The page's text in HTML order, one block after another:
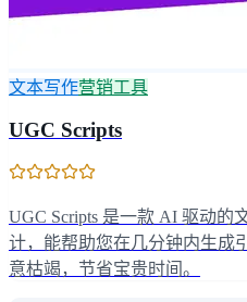
文本写作营销工具
UGC Scripts
UGC Scripts 是一款 AI 驱动的
计，能帮助您在几分钟内生成
意枯竭，节省宝贵时间。